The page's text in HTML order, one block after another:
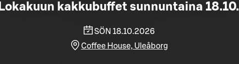
Lokakuun kakkubuffet sunnuntaina 18.10.
SÖN 18.10.2026
Coffee House, Uleåborg